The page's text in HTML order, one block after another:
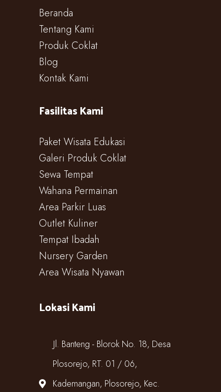
Beranda
Tentang Kami
Produk Coklat
Blog
Kontak Kami
Fasilitas Kami
Paket Wisata Edukasi
Galeri Produk Coklat
Sewa Tempat
Wahana Permainan
Area Parkir Luas
Outlet Kuliner
Tempat Ibadah
Nursery Garden
Area Wisata Nyawan
Lokasi Kami
Jl. Banteng - Blorok No. 18, Desa
Plosorejo, RT. 01 / 06,
Kademangan, Plosorejo, Kec.